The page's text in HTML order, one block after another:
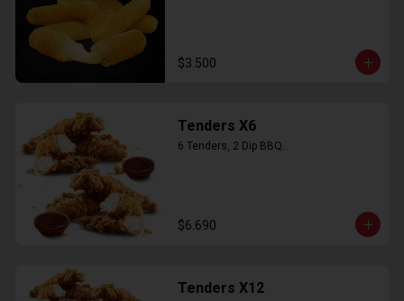
$3.500
Tenders X6
6 Tenders, 2 Dip BBQ..
$6.690
Tenders X12